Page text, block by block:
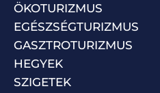
ÖKOTURIZMUS
EGÉSZSÉGTURIZMUS
GASZTROTURIZMUS
HEGYEK
SZIGETEK